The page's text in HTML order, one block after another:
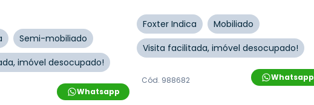
Semi-mobiliado
imóvel desocupado!
Whatsapp
Foxter Indica
Mobiliado
Visita facilitada, imóvel desocupado!
Whatsapp
Cód. 988682